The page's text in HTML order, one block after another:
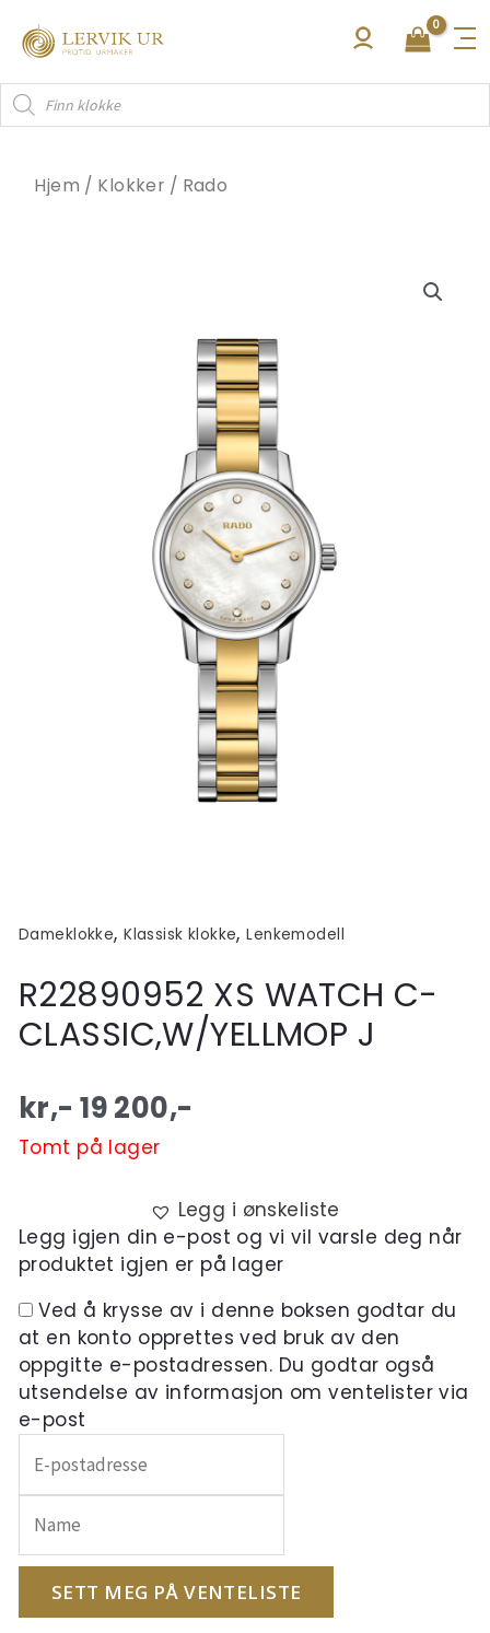
rett
innholdet
Products
search
Hjem / Klokker / Rado
Dameklokke,Klassisk klokke,Lenkemodell
R22890952 XS WATCH C-
CLASSIC,W/YELLMOP J
kr,- 19 200,-
Tomt på lager
Legg i ønskeliste
Legg igjen din e-post og vi vil varsle deg når
produktet igjen er på lager
Ved å krysse av i denne boksen godtar du
at en konto opprettes ved bruk av den
oppgitte e-postadressen. Du godtar også
utsendelse av informasjon om ventelister via
e-post
inn
e-
postadressen
din
SETT MEG PÅ VENTELISTE